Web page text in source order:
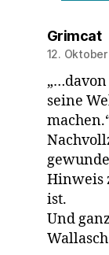
Grimcat
12.
seine
Hinweis
ist.
Und